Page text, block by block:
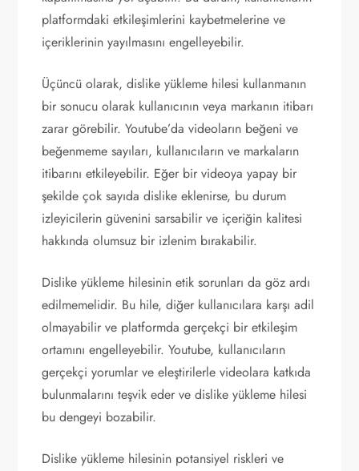
platformdaki etkileşimlerini kaybetmelerine ve
içeriklerinin yayılmasını engelleyebilir.
Üçüncü olarak, dislike yükleme hilesi kullanmanın
bir sonucu olarak kullanıcının veya markanın itibarı
zarar görebilir. Youtube’da videoların beğeni ve
beğenmeme sayıları, kullanıcıların ve markaların
itibarını etkileyebilir. Eğer bir videoya yapay bir
şekilde çok sayıda dislike eklenirse, bu durum
izleyicilerin güvenini sarsabilir ve içeriğin kalitesi
hakkında olumsuz bir izlenim bırakabilir.
Dislike yükleme hilesinin etik sorunları da göz ardı
edilmemelidir. Bu hile, diğer kullanıcılara karşı adil
olmayabilir ve platformda gerçekçi bir etkileşim
ortamını engelleyebilir. Youtube, kullanıcıların
gerçekçi yorumlar ve eleştirilerle videolara katkıda
bulunmalarını teşvik eder ve dislike yükleme hilesi
bu dengeyi bozabilir.
Dislike yükleme hilesinin potansiyel riskleri ve